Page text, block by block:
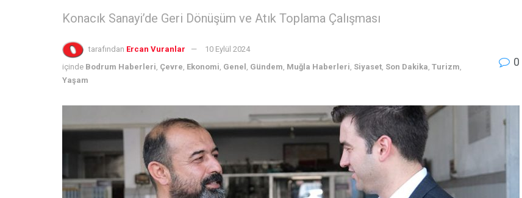
Konacık Sanayi’de Geri Dönüşüm ve Atık Toplama Çalışması
tarafından Ercan Vuranlar
10 Eylül 2024
içinde Bodrum Haberleri Çevre Ekonomi Genel Gündem Muğla Haberleri Siyaset Son Dakika Turizm
Yaşam
0